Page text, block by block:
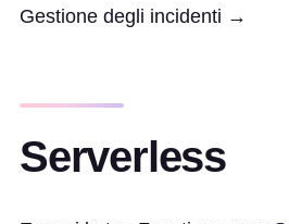
Gestione degli incidenti →
Serverless